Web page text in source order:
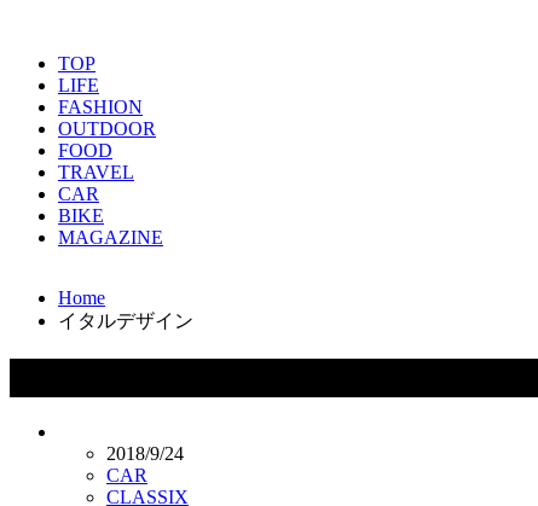
TOP
LIFE
FASHION
OUTDOOR
FOOD
TRAVEL
CAR
BIKE
MAGAZINE
Home
イタルデザイン
2018/9/24
CAR
CLASSIX